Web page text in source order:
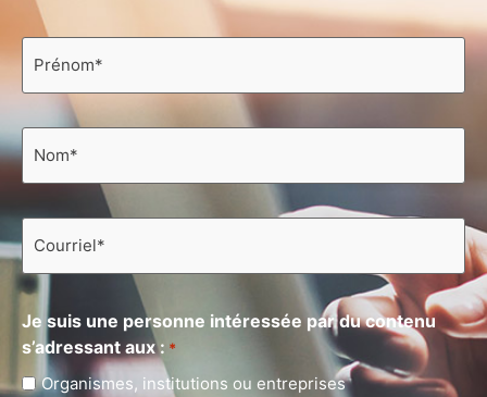
Prénom
Nom
Courriel
Je suis une personne intéressée par du contenu
s’adressant aux : *
Organismes, institutions ou entreprises